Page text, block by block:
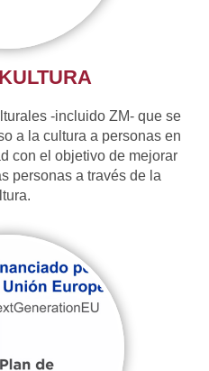
-incluido ZM- que se
a la cultura a personas en
con el objetivo de mejorar
personas a través de la